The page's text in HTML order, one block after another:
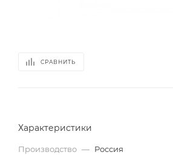
СРАВНИТЬ
Характеристики
Производство — Россия